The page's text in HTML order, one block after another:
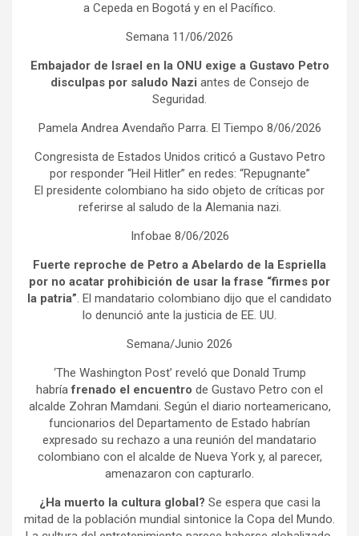
a Cepeda en Bogotá y en el Pacífico.
Semana 11/06/2026
Embajador de Israel en la ONU exige a Gustavo Petro
disculpas por saludo Nazi antes de Consejo de
Seguridad.
Pamela Andrea Avendaño Parra. El Tiempo 8/06/2026
Congresista de Estados Unidos criticó a Gustavo Petro
por responder “Heil Hitler” en redes: “Repugnante”
El presidente colombiano ha sido objeto de críticas por
referirse al saludo de la Alemania nazi.
Infobae 8/06/2026
Fuerte reproche de Petro a Abelardo de la Espriella
por no acatar prohibición de usar la frase “firmes por
la patria”. El mandatario colombiano dijo que el candidato
lo denunció ante la justicia de EE. UU.
Semana/Junio 2026
‘The Washington Post’ reveló que Donald Trump
habríafrenado el encuentro de Gustavo Petro con el
alcalde Zohran Mamdani. Según el diario norteamericano,
funcionarios del Departamento de Estado habrían
expresado su rechazo a una reunión del mandatario
colombiano con el alcalde de Nueva York y, al parecer,
amenazaron con capturarlo.
¿Ha muerto la cultura global? Se espera que casi la
mitad de la población mundial sintonice la Copa del Mundo.